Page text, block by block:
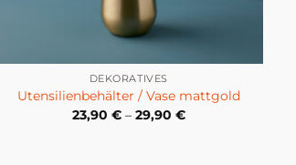
DEKORATIVES
Utensilienbehälter / Vase mattgold
23,90 €– 29,90 €